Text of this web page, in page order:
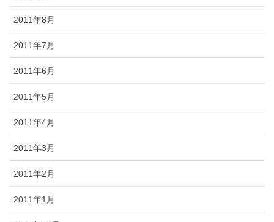
2011年8月
2011年7月
2011年6月
2011年5月
2011年4月
2011年3月
2011年2月
2011年1月